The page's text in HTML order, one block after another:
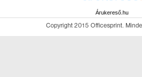
Árukereső.hu
Copyright 2015 Officesprint.